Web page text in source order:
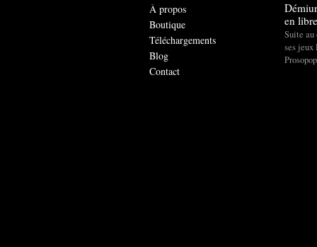
À propos
Boutique
Téléchargements
Blog
Contact
en
Suite au
ses jeux